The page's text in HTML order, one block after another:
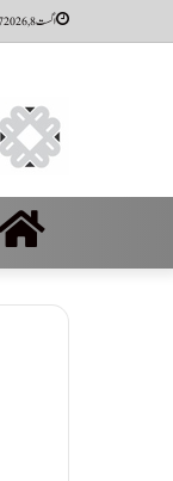
اگست 8, 2026 3:57 صبح